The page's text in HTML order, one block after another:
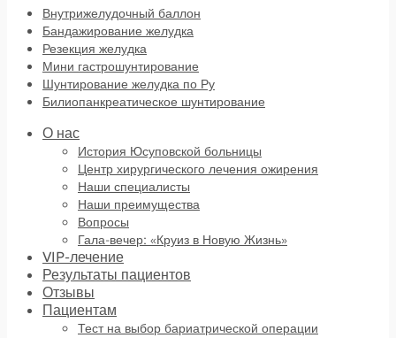
Внутрижелудочный баллон
Бандажирование желудка
Резекция желудка
Мини гастрошунтирование
Шунтирование желудка по Ру
Билиопанкреатическое шунтирование
О нас
История Юсуповской больницы
Центр хирургического лечения ожирения
Наши специалисты
Наши преимущества
Вопросы
Гала-вечер: «Круиз в Новую Жизнь»
VIP-лечение
Результаты пациентов
Отзывы
Пациентам
Тест на выбор бариатрической операции